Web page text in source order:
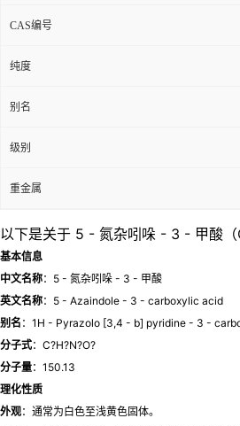
CAS编号
纯度
别名
级别
重金属
以下是关于 5 - 氮杂吲哚 - 3 - 甲酸
基本信息
中文名称：5 - 氮杂吲哚 - 3 - 甲酸
英文名称：5 - Azaindole - 3 - carboxylic acid
别名 ：1H - Pyrazolo [3,4 - b] pyridine - 3 -
分子式：C?H?N?O?
分子量：150.13
理化性质
外观：通常为白色至浅黄色固体。